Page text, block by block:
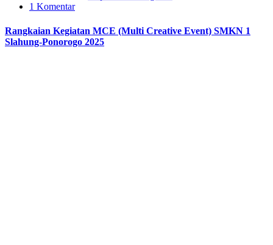
1 Komentar
Rangkaian Kegiatan MCE (Multi Creative Event) SMKN 1
Slahung-Ponorogo 2025